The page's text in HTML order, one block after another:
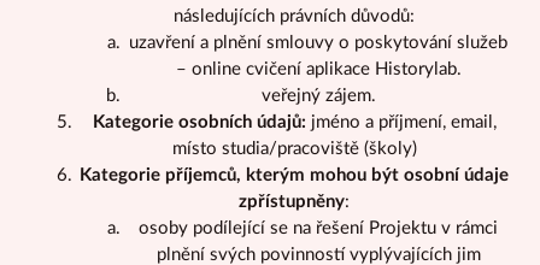
následujících právních důvodů:
uzavření a plnění smlouvy o poskytování služeb
– online cvičení aplikace Historylab.
veřejný zájem.
Kategorie osobních údajů: jméno a příjmení, email,
místo studia/pracoviště (školy)
Kategorie příjemců, kterým mohou být osobní údaje
zpřístupněny:
osoby podílející se na řešení Projektu v rámci
plnění svých povinností vyplývajících jim